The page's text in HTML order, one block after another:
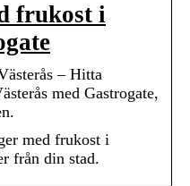
frukost i
– Hitta
med Gastrogate,
med frukost i
från din stad.